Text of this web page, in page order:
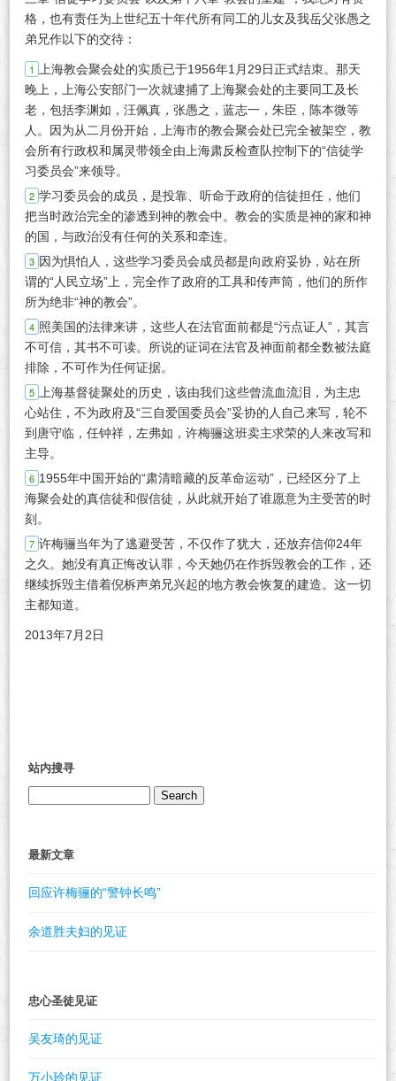
格，也有责任为上世纪五十年代所有同工的儿女及我岳父张愚之
弟兄作以下的交待：
上海教会聚会处的实质已于1956年1月29日正式结朿。那天
晚上，上海公安部门一次就逮捕了上海聚会处的主要同工及长
老，包括李渊如，汪佩真，张愚之，蓝志一，朱臣，陈本微等
人。因为从二月份开始，上海市的教会聚会处已完全被架空，教
会所有行政权和属灵带领全由上海肃反检查队控制下的“信徒学
习委员会”来领导。
学习委员会的成员，是投靠、听命于政府的信徒担任，他们
把当时政治完全的渗透到神的教会中。教会的实质是神的家和神
的国，与政治没有任何的关系和牵连。
因为惧怕人，这些学习委员会成员都是向政府妥协，站在所
谓的“人民立场”上，完全作了政府的工具和传声筒，他们的所作
所为绝非“神的教会”。
照美国的法律来讲，这些人在法官面前都是“污点证人”，其言
不可信，其书不可读。所说的证词在法官及神面前都全数被法庭
排除，不可作为任何证据。
上海基督徒聚处的历史，该由我们这些曾流血流泪，为主忠
心站住，不为政府及“三自爱国委员会”妥协的人自己来写，轮不
到唐守临，任钟祥，左弗如，许梅骊这班卖主求荣的人来改写和
主导。
1955年中国开始的“肃清暗藏的反革命运动”，已经区分了上
海聚会处的真信徒和假信徒，从此就开始了谁愿意为主受苦的时
刻。
许梅骊当年为了逃避受苦，不仅作了犹大，还放弃信仰24年
之久。她没有真正悔改认罪，今天她仍在作拆毁教会的工作，还
继续拆毁主借着倪柝声弟兄兴起的地方教会恢复的建造。这一切
主都知道。
2013年7月2日
站内搜寻
最新文章
回应许梅骊的“警钟长鸣”
余道胜夫妇的见证
忠心圣徒见证
吴友琦的见证
万小玲的见证